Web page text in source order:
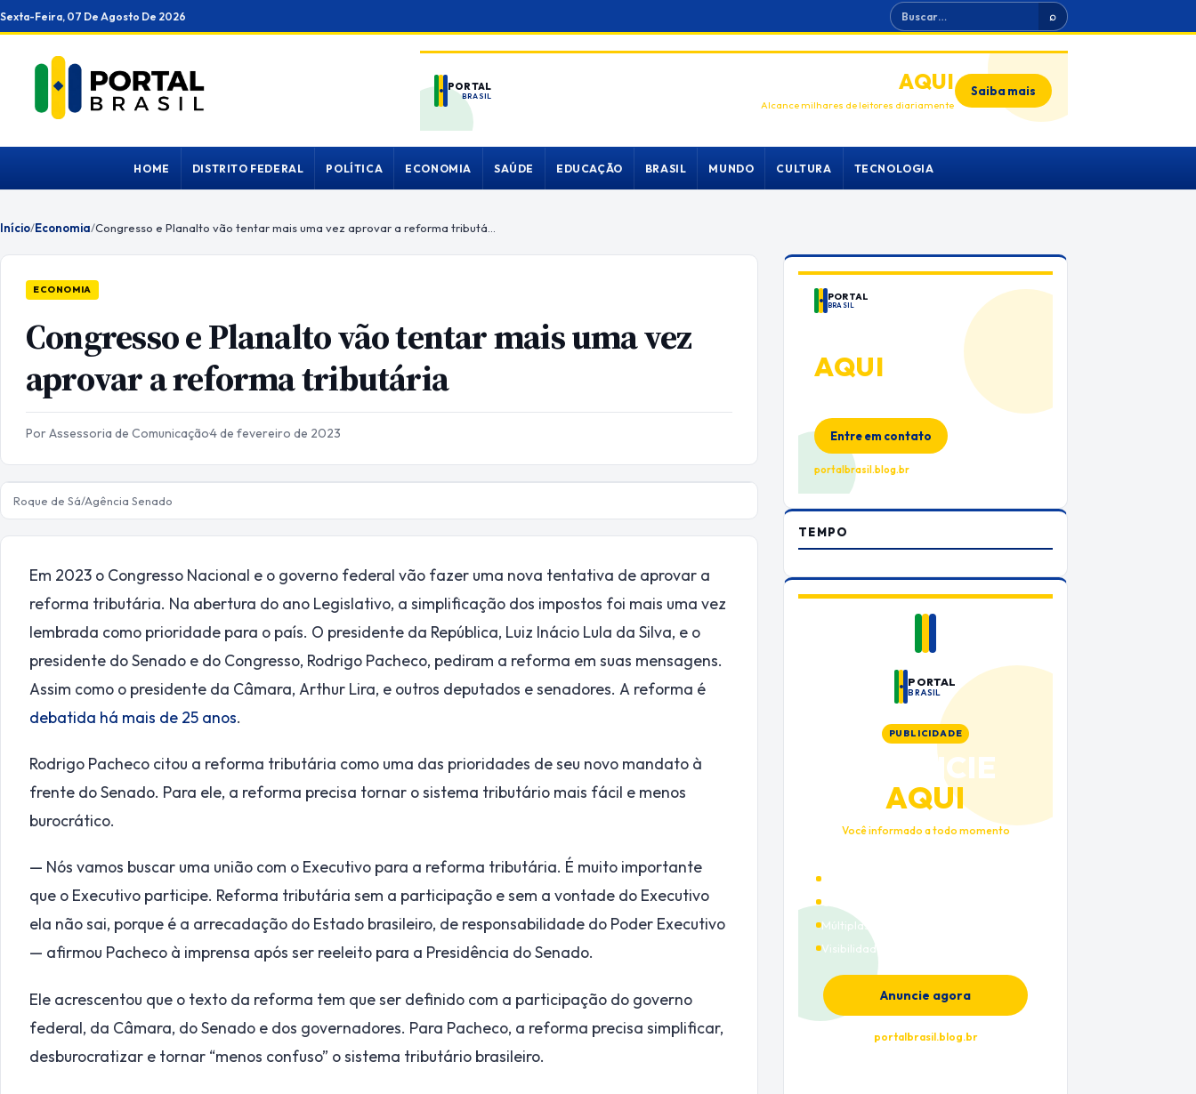
Ir
para
conteúdo
Sexta-Feira, 07 De Agosto De 2026 Buscar ⌕
PORTAL
BRASIL
ANUNCIEAQUI
Alcance milhares de leitores diariamente
Saiba mais
HOME DISTRITO FEDERAL POLÍTICA ECONOMIA SAÚDE EDUCAÇÃO BRASIL MUNDO CULTURA TECNOLOGIA
Início/Economia/
ECONOMIA
Congresso e Planalto vão tentar mais uma vez
aprovar a reforma tributária
Por Assessoria de Comunicação·4 de fevereiro de 2023
Roque de Sá/Agência Senado
Em 2023 o Congresso Nacional e o governo federal vão fazer uma nova tentativa de aprovar a
reforma tributária. Na abertura do ano Legislativo, a simplificação dos impostos foi mais uma vez
lembrada como prioridade para o país. O presidente da República, Luiz Inácio Lula da Silva, e o
presidente do Senado e do Congresso, Rodrigo Pacheco, pediram a reforma em suas mensagens.
Assim como o presidente da Câmara, Arthur Lira, e outros deputados e senadores. A reforma é
debatida há mais de 25 anos.
Rodrigo Pacheco citou a reforma tributária como uma das prioridades de seu novo mandato à
frente do Senado. Para ele, a reforma precisa tornar o sistema tributário mais fácil e menos
burocrático.
— Nós vamos buscar uma união com o Executivo para a reforma tributária. É muito importante
que o Executivo participe. Reforma tributária sem a participação e sem a vontade do Executivo
ela não sai, porque é a arrecadação do Estado brasileiro, de responsabilidade do Poder Executivo
— afirmou Pacheco à imprensa após ser reeleito para a Presidência do Senado.
Ele acrescentou que o texto da reforma tem que ser definido com a participação do governo
federal, da Câmara, do Senado e dos governadores. Para Pacheco, a reforma precisa simplificar,
desburocratizar e tornar “menos confuso” o sistema tributário brasileiro.
PORTAL
BRASIL
AQUI
Espaço premium para sua marca
Entre em contato
portalbrasil.blog.br
TEMPO
PORTAL
BRASIL
PUBLICIDADE
ANUNCIE
AQUI
Você informado a todo momento
Múltiplas categorias
Visibilidade premium
Anuncie agora
portalbrasil.blog.br